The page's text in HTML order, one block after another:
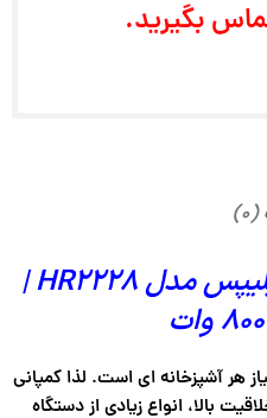
بگیرید.
مخلوط کن حرفه ای فیلیپس مدل HR2228 |
هر آشپزخانه ای است. لذا کمپانی
بالا، انواع زیادی از دستگاه